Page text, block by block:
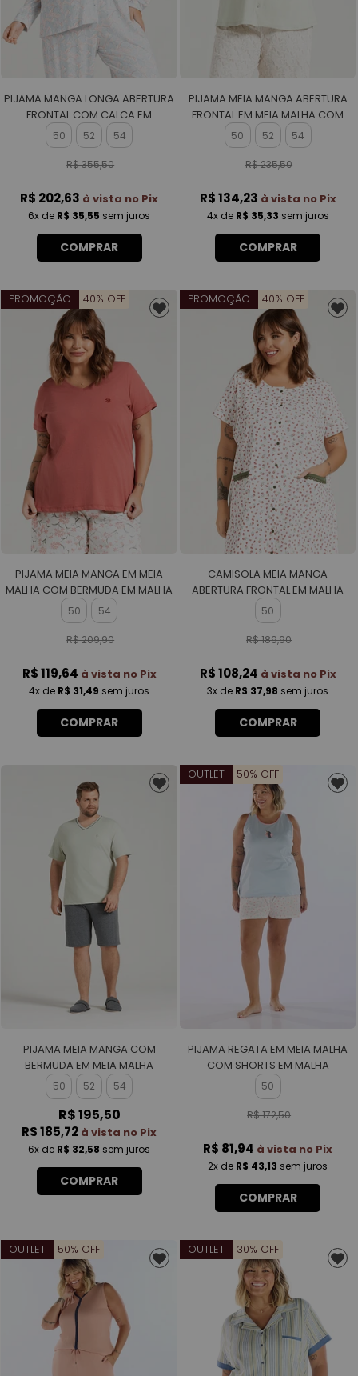
PIJAMA MANGA LONGA ABERTURA
FRONTAL COM CALCA EM
VISCOLYCRA ROTATIVA FEMININO
50 52 54
R$ 355,50
R$ 202,63 à vista no Pix
6x de R$ 35,55 sem juros
COMPRAR
PIJAMA MEIA MANGA ABERTURA
FRONTAL EM MEIA MALHA COM
CAPRI EM MALHA ROTATIVA
FEMININO
50 52 54
R$ 235,50
R$ 134,23 à vista no Pix
4xde R$ 35,33 sem juros
COMPRAR
PROMOÇÃO 40% OFF
PIJAMA MEIA MANGA EM MEIA
MALHA COM BERMUDA EM MALHA
ROTATIVA FEMININO
50 54
R$ 209,90
R$ 119,64 à vista no Pix
4x de R$ 31,49 sem juros
COMPRAR
PROMOÇÃO 40% OFF
CAMISOLA MEIA MANGA
ABERTURA FRONTAL EM MALHA
ROTATIVA FEMININO
50
R$ 189,90
R$ 108,24 à vista no Pix
3x de R$ 37,98 sem juros
COMPRAR
PIJAMA MEIA MANGA COM
BERMUDA EM MEIA MALHA
MASCULINO
50 52 54
R$ 195,50
R$ 185,72 à vista no Pix
6x de R$ 32,58 sem juros
COMPRAR
OUTLET 50% OFF
PIJAMA REGATA EM MEIA MALHA
COM SHORTS EM MALHA
ROTATIVA FEMININO
50
R$ 172,50
R$ 81,94 à vista no Pix
2x de R$ 43,13 sem juros
COMPRAR
OUTLET 50% OFF OUTLET 30% OFF